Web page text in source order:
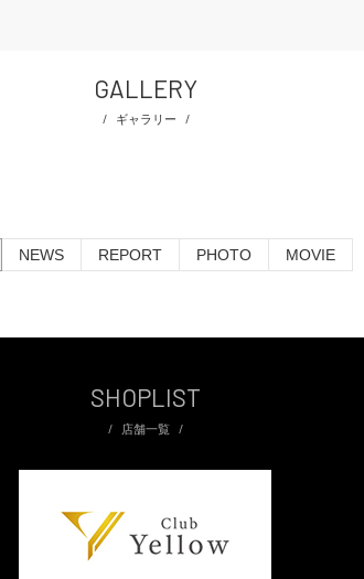
GALLERY
ギャラリー
NEWS REPORT PHOTO MOVIE
SHOPLIST
店舗一覧